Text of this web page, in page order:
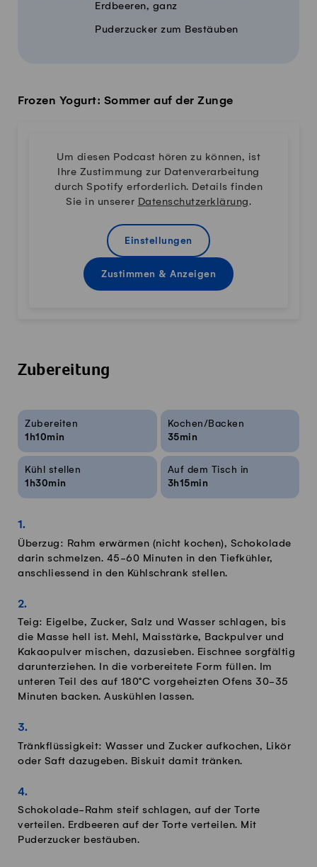
Erdbeeren, ganz
Puderzucker zum Bestäuben
Frozen Yogurt: Sommer auf der Zunge
Um diesen Podcast hören zu können, ist
Ihre Zustimmung zur Datenverarbeitung
durch Spotify erforderlich. Details finden
Sie in unserer Datenschutzerklärung.
Einstellungen
Zustimmen & Anzeigen
Zubereitung
Rezeptinfos
Zubereiten
1h10min
Kochen/Backen
35min
Kühl stellen
1h30min
Auf dem Tisch in
3h15min
Überzug: Rahm erwärmen (nicht kochen), Schokolade
darin schmelzen. 45-60 Minuten in den Tiefkühler,
anschliessend in den Kühlschrank stellen.
Teig: Eigelbe, Zucker, Salz und Wasser schlagen, bis
die Masse hell ist. Mehl, Maisstärke, Backpulver und
Kakaopulver mischen, dazusieben. Eischnee sorgfältig
darunterziehen. In die vorbereitete Form füllen. Im
unteren Teil des auf 180°C vorgeheizten Ofens 30-35
Minuten backen. Auskühlen lassen.
Tränkflüssigkeit: Wasser und Zucker aufkochen, Likör
oder Saft dazugeben. Biskuit damit tränken.
Schokolade-Rahm steif schlagen, auf der Torte
verteilen. Erdbeeren auf der Torte verteilen. Mit
Puderzucker bestäuben.